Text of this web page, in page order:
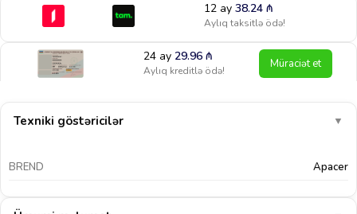
12 ay 38.24 ₼
Aylıq taksitlə ödə!
24 ay29.96₼
Aylıq kreditlə ödə! Müraciət et
Texniki göstəricilər ▼
BREND Apacer